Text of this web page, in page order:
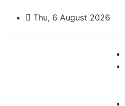
Thu, 6 August 2026